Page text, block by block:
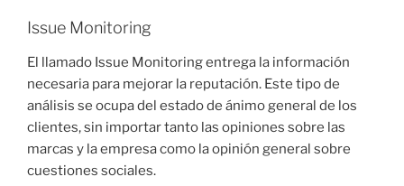
Issue Monitoring
El llamado Issue Monitoring entrega la información
necesaria para mejorar la reputación. Este tipo de
análisis se ocupa del estado de ánimo general de los
clientes, sin importar tanto las opiniones sobre las
marcas y la empresa como la opinión general sobre
cuestiones sociales.